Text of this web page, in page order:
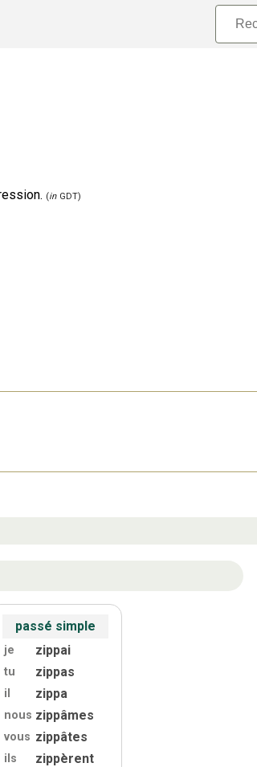
(in GDT)
passé simple
je zippai
tu zippas
il zippa
nous zippâmes
vous zippâtes
ils zippèrent